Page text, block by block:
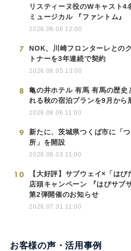
リスティーヌ役のWキャスト4
ミュージカル 『ファントム』
2026.08.06 12:00
7
NOK、川崎フロンターレとの
トナーを3年連続で契約
2026.08.05 13:00
8
亀の井ホテル 有馬 有馬の歴史
れる秋の宿泊プランを9月から
2026.08.06 11:00
9
新たに、茨城県つくば市に「
所」を開設
2026.08.03 11:00
10
【大好評】サブウェイ×「はぴ
店頭キャンペーン 『はぴサブ
第2弾開催のお知らせ
2026.07.31 11:00
お客様の声・活用事例